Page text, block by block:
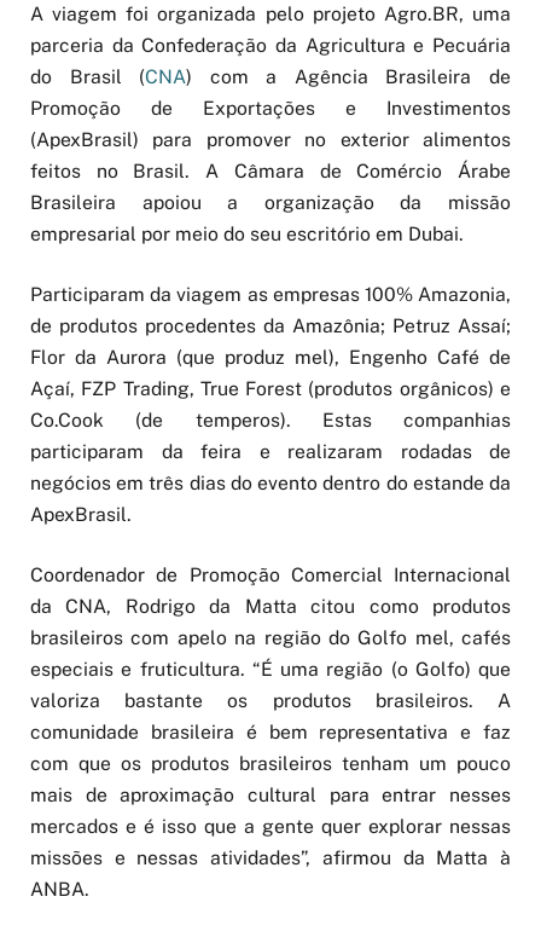
A viagem foi organizada pelo projeto Agro.BR, uma
parceria da Confederação da Agricultura e Pecuária
do Brasil (CNA) com a Agência Brasileira de
Promoção de Exportações e Investimentos
(ApexBrasil) para promover no exterior alimentos
feitos no Brasil. A Câmara de Comércio Árabe
Brasileira apoiou a organização da missão
empresarial por meio do seu escritório em Dubai.
Participaram da viagem as empresas 100% Amazonia,
de produtos procedentes da Amazônia; Petruz Assaí;
Flor da Aurora (que produz mel), Engenho Café de
Açaí, FZP Trading, True Forest (produtos orgânicos) e
Co.Cook (de temperos). Estas companhias
participaram da feira e realizaram rodadas de
negócios em três dias do evento dentro do estande da
ApexBrasil.
Coordenador de Promoção Comercial Internacional
da CNA, Rodrigo da Matta citou como produtos
brasileiros com apelo na região do Golfo mel, cafés
especiais e fruticultura. “É uma região (o Golfo) que
valoriza bastante os produtos brasileiros. A
comunidade brasileira é bem representativa e faz
com que os produtos brasileiros tenham um pouco
mais de aproximação cultural para entrar nesses
mercados e é isso que a gente quer explorar nessas
missões e nessas atividades”, afirmou da Matta à
ANBA.